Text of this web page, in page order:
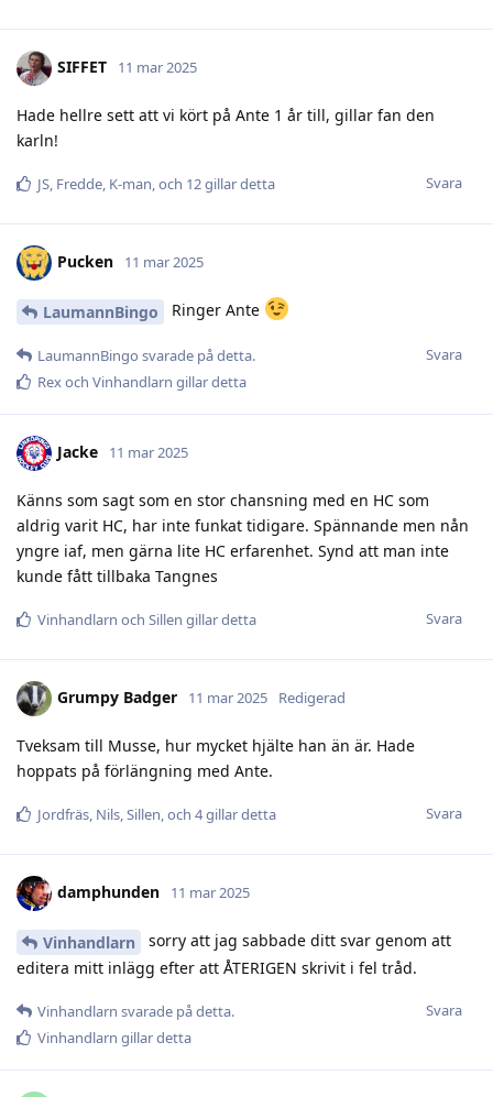
SIFFET 11 mar 2025
Hade hellre sett att vi kört på Ante 1 år till, gillar fan den
karln!
Svara
JS, Fredde, K-man, och 12gillar detta
Pucken 11 mar 2025
LaumannBingo Ringer Ante
Svara
LaumannBingo svarade på detta.
Rexoch Vinhandlarn gillar detta
Jacke 11 mar 2025
Känns som sagt som en stor chansning med en HC som
aldrig varit HC, har inte funkat tidigare. Spännande men nån
yngre iaf, men gärna lite HC erfarenhet. Synd att man inte
kunde fått tillbaka Tangnes
Svara
Vinhandlarn och Sillen gillar detta
Grumpy Badger 11 mar 2025 Redigerad
Tveksam till Musse, hur mycket hjälte han än är. Hade
hoppats på förlängning med Ante.
Svara
Jordfräs, Nils,Sillen, och 4gillar detta
damphunden 11 mar 2025
Vinhandlarn
sorry att jag sabbade ditt svar genom att
editera mitt inlägg efter att ÅTERIGEN skrivit i fel tråd.
Svara
Vinhandlarn svarade på detta.
Vinhandlarn gillar detta